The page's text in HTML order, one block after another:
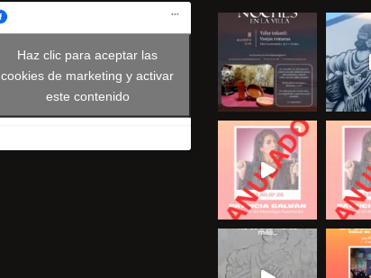
Haz clic para aceptar las
cookies de marketing y activar
este contenido